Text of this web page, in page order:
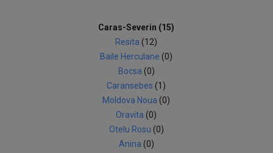
Caras-Severin (15)
Resita (12)
Baile Herculane (0)
Bocsa (0)
Caransebes (1)
Moldova Noua (0)
Oravita (0)
Otelu Rosu (0)
Anina (0)